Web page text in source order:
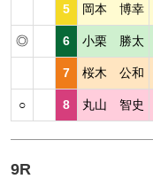
5 岡本 博幸
◎ 6 小栗 勝太
7 桜木 公和
○ 8 丸山 智史
9R